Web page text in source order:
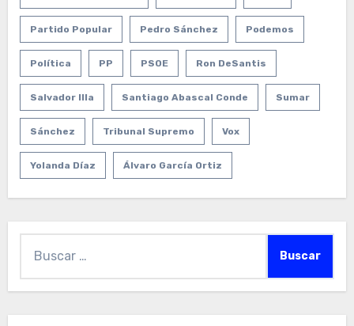
Partido Popular Pedro Sánchez Podemos
Política PP PSOE Ron DeSantis
Salvador Illa Santiago Abascal Conde Sumar
Sánchez Tribunal Supremo Vox
Yolanda Díaz Álvaro García Ortiz